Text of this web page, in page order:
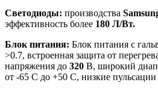
Светодиоды: производства
эффективность более 180 Л/Вт.
Блок питания: Блок питания с
>0.7, встроенная защита от
напряжения до 320 В, широкий
от -65 С до +50 С, низкие пульсации